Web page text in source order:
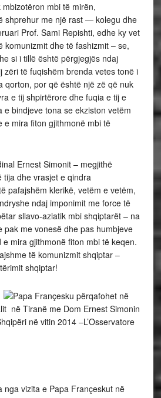
mbi të mirën,
shprehur me një rast — kolegu dhe
Prof. Sami Repishti, edhe ky vet
komunizmit dhe të fashizmit – se,
si i tillë është përgjegjës ndaj
zëri të fuqishëm brenda vetes tonë i
qorton, por që është një zë që nuk
e tij shpirtërore dhe fuqia e tij e
e bindjeve tona se ekziston vetëm
e mira fiton gjithmonë mbi të
Ernest Simonit – megjithë
tija dhe vrasjet e qindra
pafajshëm klerikë, vetëm e vetëm,
ndaj imponimit me force të
sllavo-aziatik mbi shqiptarët – na
pak me vonesë dhe pas humbjeve
mira gjithmonë fiton mbi të keqen.
të komunizmit shqiptar –
shqiptar!
Papa Françesku përqafohet në
në Tiranë me Dom Ernest Simonin
në vitin 2014 –L’Osservatore